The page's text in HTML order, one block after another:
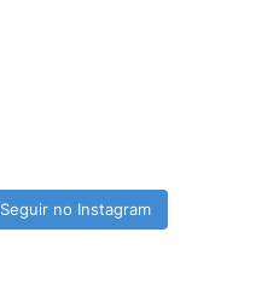
Seguir no Instagram